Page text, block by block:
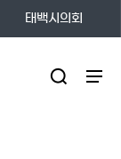
태백시의회